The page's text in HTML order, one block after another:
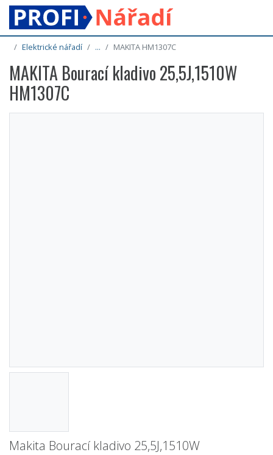
Elektrické nářadí ... MAKITA HM1307C
MAKITA Bourací kladivo 25,5J,1510W
HM1307C
Makita Bourací kladivo 25,5J,1510W